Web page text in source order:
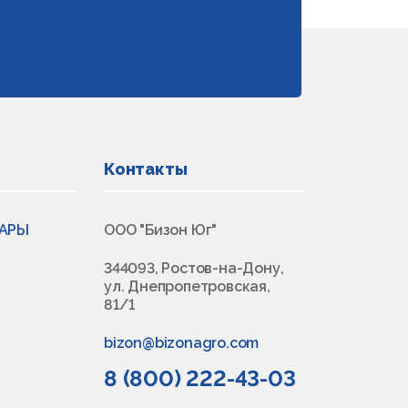
Контакты
ООО "Бизон Юг"
344093, Ростов-на-Дону,
ул. Днепропетровская,
81/1
bizon@bizonagro.com
8 (800) 222-43-03